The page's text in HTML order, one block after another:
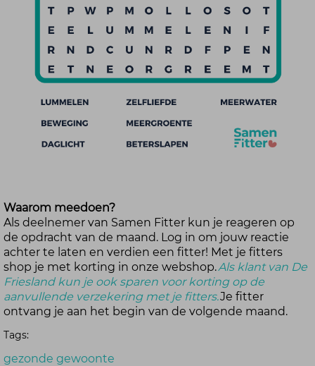
Waarom meedoen?
Als deelnemer van Samen Fitter kun je reageren op
de opdracht van de maand. Log in om jouw reactie
achter te laten en verdien een fitter! Met je fitters
shop je met korting in onze webshop.Als klant van De
Friesland kun je ook sparen voor korting op de
aanvullende verzekering met je fitters.Je fitter
ontvang je aan het begin van de volgende maand.
Tags:
gezonde gewoonte